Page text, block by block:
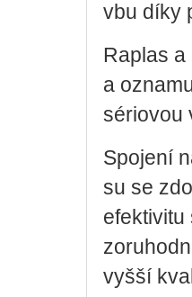
vbu díky
Ra­plas
a
sé­ri­o­vou
Spo­je­ní
su se
vyšší